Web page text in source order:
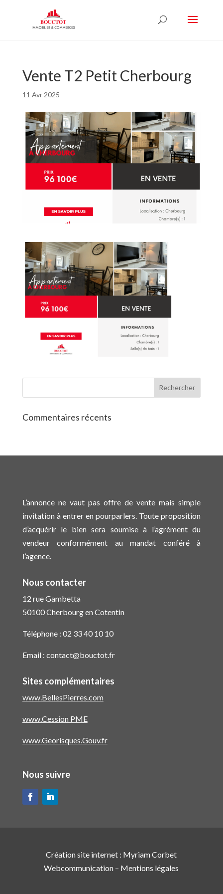
Vente T2 Petit Cherbourg
11 Avr 2025
Commentaires récents
L’annonce ne vaut pas offre de vente mais simple
invitation à entrer en pourparlers. Toute proposition
d’acquérir le bien sera soumise à l’agrément du
vendeur conformément au mandat conféré à
l’agence.
Nous contacter
12 rue Gambetta
50100 Cherbourg en Cotentin
Téléphone : 02 33 40 10 10
Email : contact@bouctot.fr
Sites complémentaires
www.BellesPierres.com
www.Cession PME
www.Georisques.Gouv.fr
Nous suivre
Création site internet : Myriam Corbet
Webcommunication – Mentions légales